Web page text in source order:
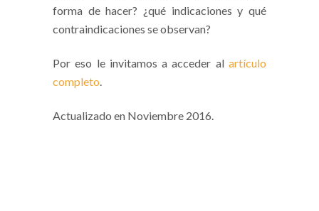
forma de hacer? ¿qué indicaciones y qué
contraindicaciones se observan?
Por eso le invitamos a acceder al artículo
completo.
Actualizado en Noviembre 2016.